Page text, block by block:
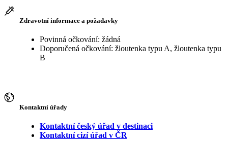
Zdravotní informace a požadavky
Povinná očkování: žádná
Doporučená očkování: žloutenka typu A, žloutenka typu
B
Kontaktní úřady
Kontaktní český úřad v destinaci
Kontaktní cizí úřad v ČR